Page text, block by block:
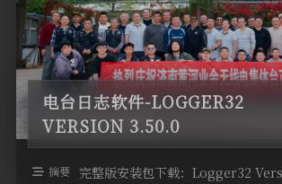
电台日志软件-LOGGER32
VERSION 3.50.0
摘要 完整版安装包下载：Logger32